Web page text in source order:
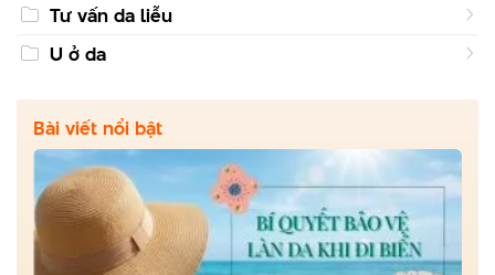
Tư vấn da liễu
U ở da
Bài viết nổi bật